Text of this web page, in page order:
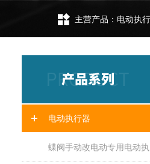
主营产品：电动执
电动执行器
蝶阀手动改电动专用电动执